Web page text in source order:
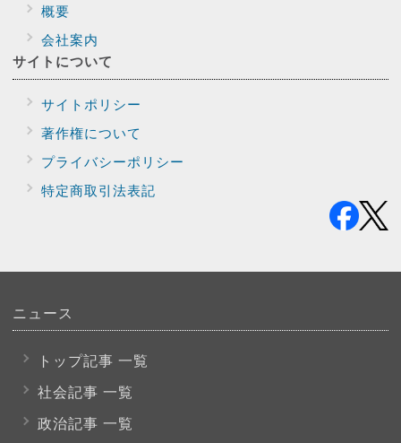
概要
会社案内
サイトについて
サイトポリシー
著作権について
プライバシーポリシー
特定商取引法表記
ニュース
トップ記事 一覧
社会記事 一覧
政治記事 一覧